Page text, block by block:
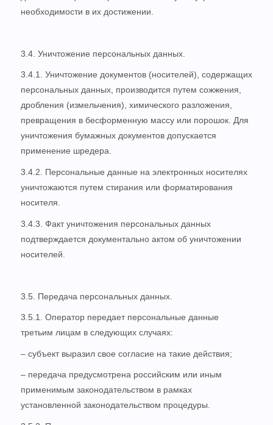
необходимости в их достижении.
3.4. Уничтожение персональных данных.
3.4.1. Уничтожение документов (носителей), содержащих
персональных данных, производится путем сожжения,
дробления (измельчения), химического разложения,
превращения в бесформенную массу или порошок. Для
уничтожения бумажных документов допускается
применение шредера.
3.4.2. Персональные данные на электронных носителях
уничтожаются путем стирания или форматирования
носителя.
3.4.3. Факт уничтожения персональных данных
подтверждается документально актом об уничтожении
носителей.
3.5. Передача персональных данных.
3.5.1. Оператор передает персональные данные
третьим лицам в следующих случаях:
– субъект выразил свое согласие на такие действия;
– передача предусмотрена российским или иным
применимым законодательством в рамках
установленной законодательством процедуры.